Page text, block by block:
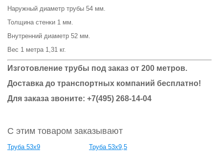
Наружный диаметр трубы 54 мм.
Толщина стенки 1 мм.
Внутренний диаметр 52 мм.
Вес 1 метра 1,31 кг.
Изготовление трубы под заказ от 200 метров.
Доставка до транспортных компаний бесплатно!
Для заказа звоните: +7(495) 268-14-04
С этим товаром заказывают
Труба 53x9 Труба 53x9,5